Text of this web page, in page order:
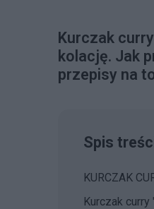
Kurczak
kolację. Jak
przepisy na
Spis
KURCZAK
Kurczak curry